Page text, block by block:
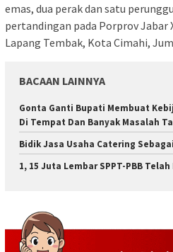
emas, dua perak dan satu
pertandingan pada Porprov Jabar
Lapang Tembak, Kota Cimahi,
BACAAN LAINNYA
Gonta Ganti Bupati Membuat
Di Tempat Dan Banyak Masalah
Bidik Jasa Usaha Catering
1, 15 Juta Lembar SPPT-PBB